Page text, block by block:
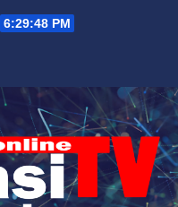
6:29:49 PM